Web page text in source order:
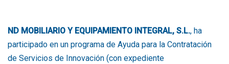
ND MOBILIARIO Y EQUIPAMIENTO INTEGRAL, S.L., ha
participado en un programa de Ayuda para la Contratación
de Servicios de Innovación (con expediente